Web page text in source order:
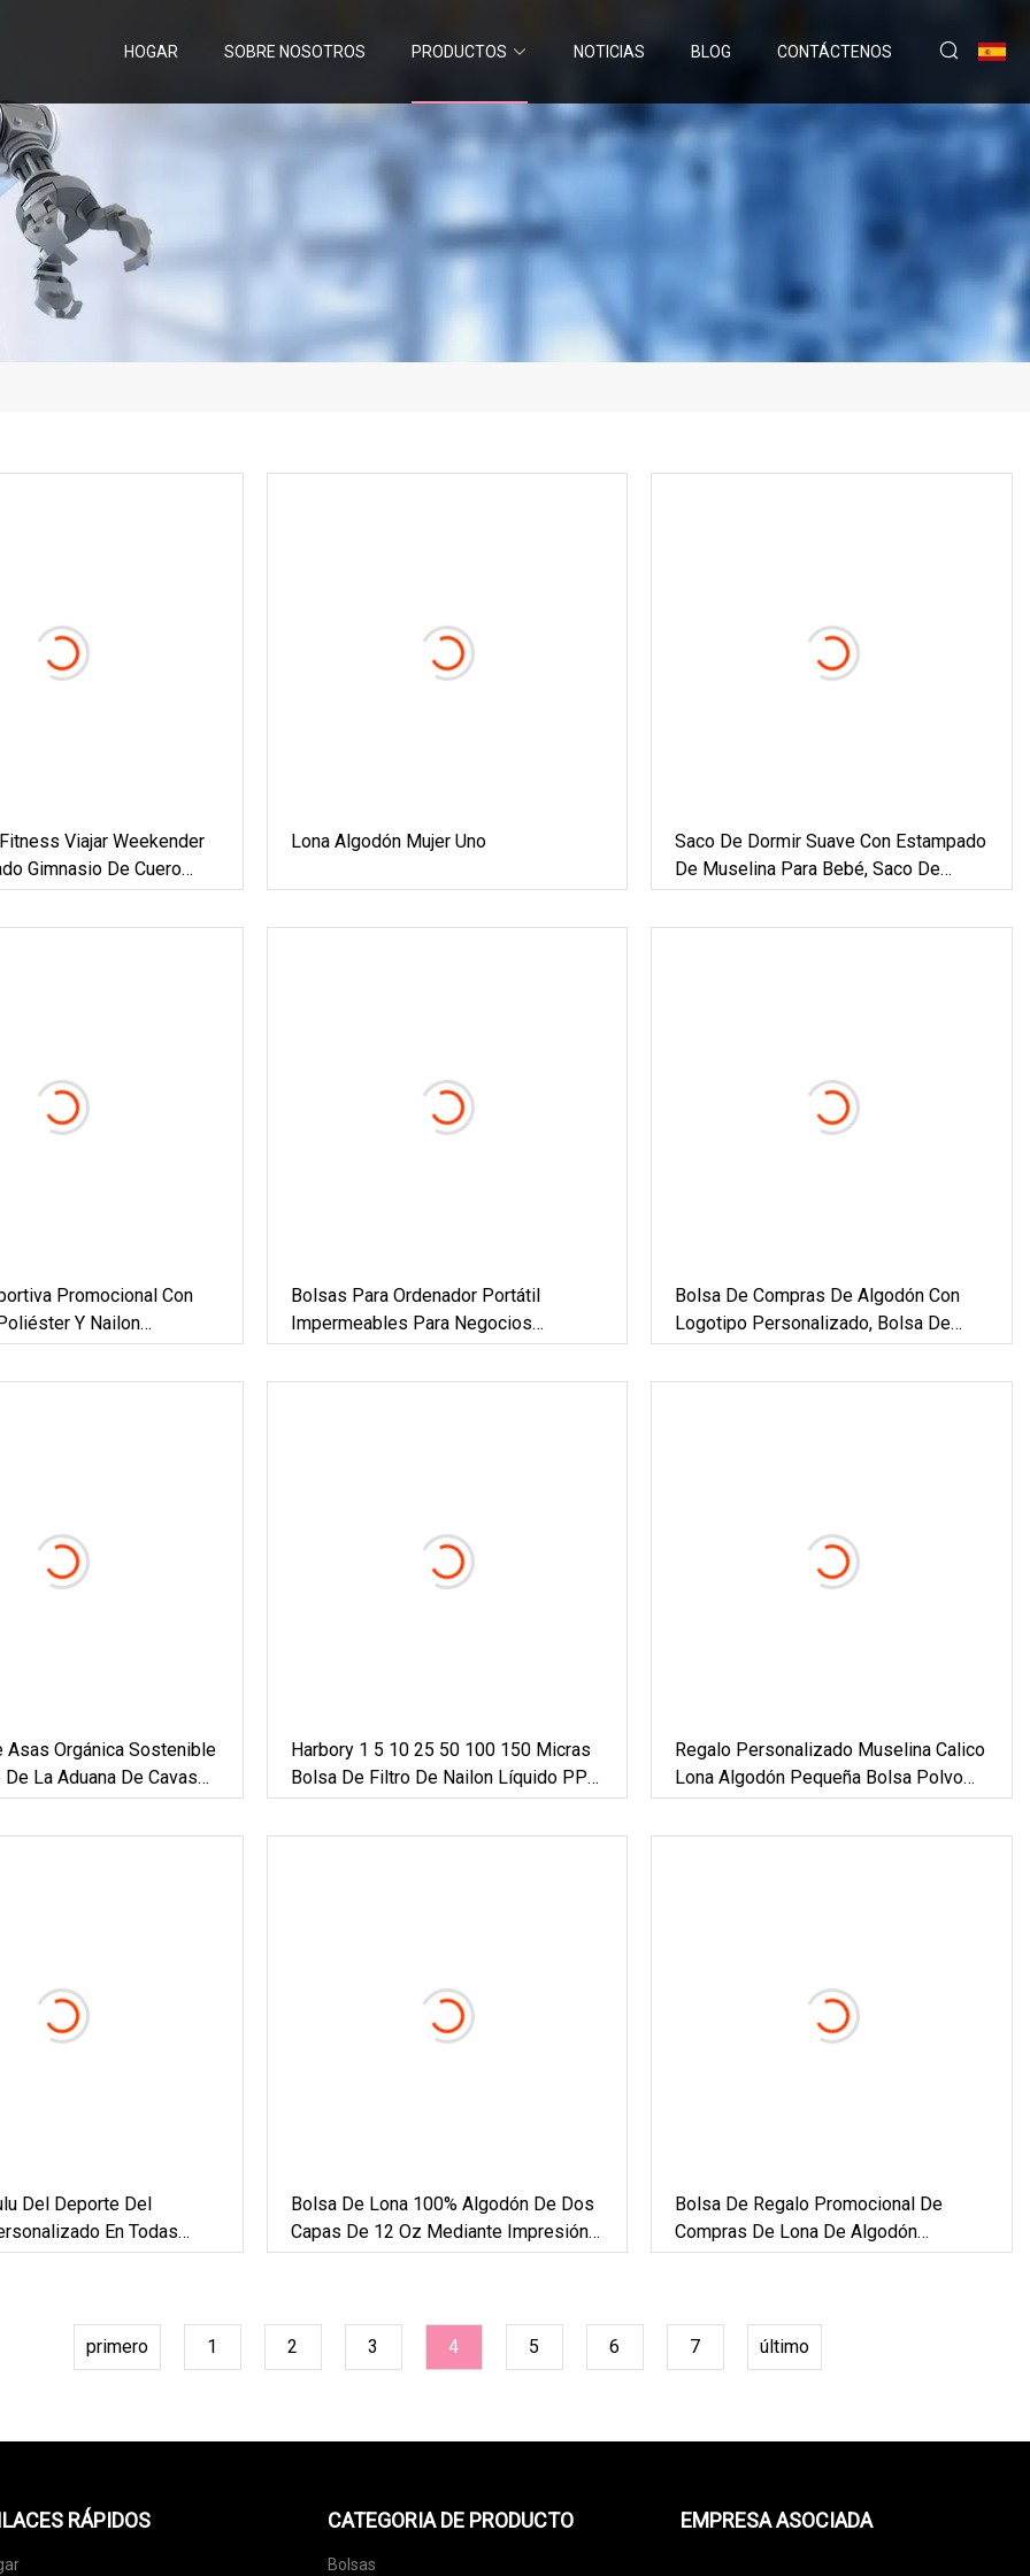
HOGAR SOBRE NOSOTROS PRODUCTOS NOTICIAS BLOG CONTÁCTENOS
Viajar Weekender
Gimnasio De Cuero
Libre Bolso De Lona
Precio De Baile Trolley
Lona Algodón Mujer Uno
Saco De Dormir Suave Con Estampado
De Muselina Para Bebé, Saco De
Dormir Suave Para Bebé Recién
Nacido, Barato, De Alta Calidad
Promocional Con
Y Nailon
Bolsa De Gimnasio,
Cincha, Bolsa De
Bolsas Para Ordenador Portátil
Impermeables Para Negocios
Personalizadas, Mochilas Escolares,
Paquete De Viaje Con Carga USB,
Bolsa De Compras De Algodón Con
Logotipo Personalizado, Bolsa De
Compras De Algodón, Bolsa De Lona, ​​
Bolsa De Transporte Para
Asas Orgánica Sostenible
La Aduana De Cavas
De La Bolsa De Asas De
De Gots
Harbory ​​1 5 10 25 50 100 150 Micras
Bolsa De Filtro De Nailon Líquido PP
PE Filtro De Acuario Calcetín Bolsa De
Filtro Industrial De Agua Para Filtración
Regalo Personalizado Muselina Calico
Lona Algodón Pequeña Bolsa Polvo
Dibujar Secuencia Bolso Con Cordón
Del Deporte Del
En Todas
Adaptables De La
Bolsa De Lona 100% Algodón De Dos
Capas De 12 Oz Mediante Impresión
Por Sublimación Térmica
Bolsa De Regalo Promocional De
Compras De Lona De Algodón
(FLYDL1001)
primero 1 2 3 4 5 6 7 último
RÁPIDOS CATEGORIA DE PRODUCTO
Bolsas
EMPRESA ASOCIADA